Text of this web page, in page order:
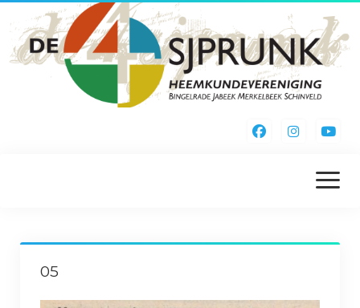
menu
openen
Home
Kieke Noa Vreuger
05